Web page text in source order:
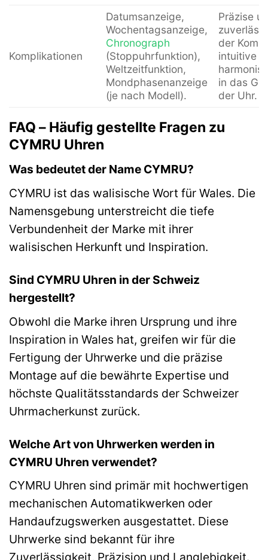
Komplikationen
Datumsanzeige,
Wochentagsanzeige,
Chronograph
(Stoppuhrfunktion),
Weltzeitfunktion,
Mondphasenanzeige
(je nach Modell).
Präzise
der
intuitive
in das
der Uhr.
FAQ – Häufig gestellte Fragen zu
CYMRU Uhren
Was bedeutet der Name CYMRU?
CYMRU ist das walisische Wort für Wales. Die
Namensgebung unterstreicht die tiefe
Verbundenheit der Marke mit ihrer
walisischen Herkunft und Inspiration.
Sind CYMRU Uhren in der Schweiz
hergestellt?
Obwohl die Marke ihren Ursprung und ihre
Inspiration in Wales hat, greifen wir für die
Fertigung der Uhrwerke und die präzise
Montage auf die bewährte Expertise und
höchste Qualitätsstandards der Schweizer
Uhrmacherkunst zurück.
Welche Art von Uhrwerken werden in
CYMRU Uhren verwendet?
CYMRU Uhren sind primär mit hochwertigen
mechanischen Automatikwerken oder
Handaufzugswerken ausgestattet. Diese
Uhrwerke sind bekannt für ihre
Zuverlässigkeit, Präzision und Langlebigkeit.